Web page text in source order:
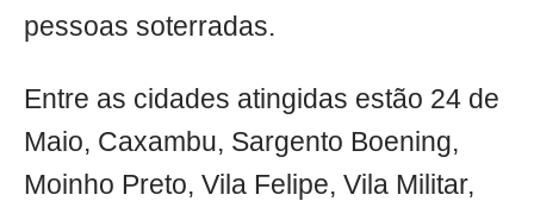
pessoas soterradas.
Entre as cidades atingidas estão 24 de
Maio, Caxambu, Sargento Boening,
Moinho Preto, Vila Felipe, Vila Militar,